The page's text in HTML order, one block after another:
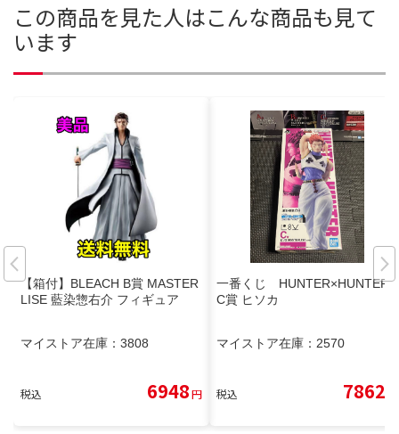
この商品を見た人はこんな商品も見て
います
【箱付】BLEACH B賞 MASTER
LISE 藍染惣右介 フィギュア
マイストア在庫： 3808
税込 6948円
一番くじ HUNTER×HUNTER
C賞 ヒソカ
マイストア在庫： 2570
税込 7862